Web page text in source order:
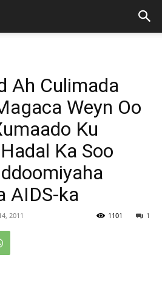
Ah Culimada
Weyn Oo
Ku
Ka Soo
AIDS-ka
2011 1
1101